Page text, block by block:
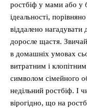
ростбіф у мами або у
ідеальності,
віддалено нагадувати
доросле щастя.
в домашніх умовах
витратним і
символом сімейного
недільний ростбіф. І
вірогідно, що на